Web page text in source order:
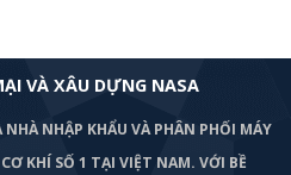
VÀ XÂU DỰNG NASA
NHẬP KHẨU VÀ PHÂN PHỐI MÁY
KHÍ SỐ 1 TẠI VIỆT NAM. VỚI BỀ